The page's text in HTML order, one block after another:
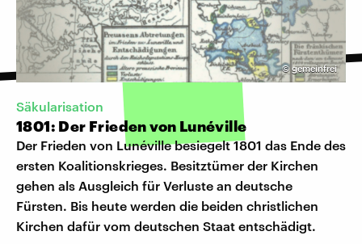
©gemeinfrei
Säkularisation
1801: Der Frieden von Lunéville
Der Frieden von Lunéville besiegelt 1801 das Ende des
ersten Koalitionskrieges. Besitztümer der Kirchen
gehen als Ausgleich für Verluste an deutsche
Fürsten. Bis heute werden die beiden christlichen
Kirchen dafür vom deutschen Staat entschädigt.